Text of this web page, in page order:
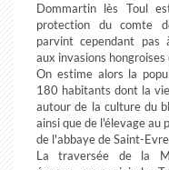
Dommartin lès Toul
protection du comte
parvint cependant pas
aux invasions
On estime alors la
180 habitants dont la
autour de la culture du
ainsi que de l'élevage au
de l'abbaye de Saint-
La traversée de la